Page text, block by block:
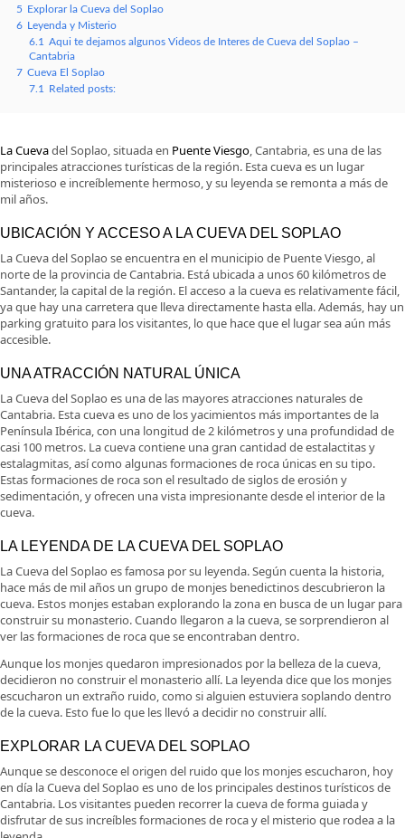
5
Explorar la Cueva del Soplao
6
Leyenda y Misterio
6.1 Aqui te dejamos algunos Videos de Interes de Cueva del Soplao –
Cantabria
7 Cueva El Soplao
7.1
Related posts:
La Cuevadel Soplao, situada en Puente Viesgo, Cantabria, es una de las
principales atracciones turísticas de la región. Esta cueva es un lugar
misterioso e increíblemente hermoso, y su leyenda se remonta a más de
mil años.
UBICACIÓN Y ACCESO A LA CUEVA DEL SOPLAO
La Cueva del Soplao se encuentra en el municipio de Puente Viesgo, al
norte de la provincia de Cantabria. Está ubicada a unos 60 kilómetros de
Santander, la capital de la región. El acceso a la cueva es relativamente fácil,
ya que hay una carretera que lleva directamente hasta ella. Además, hay un
parking gratuito para los visitantes, lo que hace que el lugar sea aún más
accesible.
UNA ATRACCIÓN NATURAL ÚNICA
La Cueva del Soplao es una de las mayores atracciones naturales de
Cantabria. Esta cueva es uno de los yacimientos más importantes de la
Península Ibérica, con una longitud de 2 kilómetros y una profundidad de
casi 100 metros. La cueva contiene una gran cantidad de estalactitas y
estalagmitas, así como algunas formaciones de roca únicas en su tipo.
Estas formaciones de roca son el resultado de siglos de erosión y
sedimentación, y ofrecen una vista impresionante desde el interior de la
cueva.
LA LEYENDA DE LA CUEVA DEL SOPLAO
La Cueva del Soplao es famosa por su leyenda. Según cuenta la historia,
hace más de mil años un grupo de monjes benedictinos descubrieron la
cueva. Estos monjes estaban explorando la zona en busca de un lugar para
construir su monasterio. Cuando llegaron a la cueva, se sorprendieron al
ver las formaciones de roca que se encontraban dentro.
Aunque los monjes quedaron impresionados por la belleza de la cueva,
decidieron no construir el monasterio allí. La leyenda dice que los monjes
escucharon un extraño ruido, como si alguien estuviera soplando dentro
de la cueva. Esto fue lo que les llevó a decidir no construir allí.
EXPLORAR LA CUEVA DEL SOPLAO
Aunque se desconoce el origen del ruido que los monjes escucharon, hoy
en día la Cueva del Soplao es uno de los principales destinos turísticos de
Cantabria. Los visitantes pueden recorrer la cueva de forma guiada y
disfrutar de sus increíbles formaciones de roca y el misterio que rodea a la